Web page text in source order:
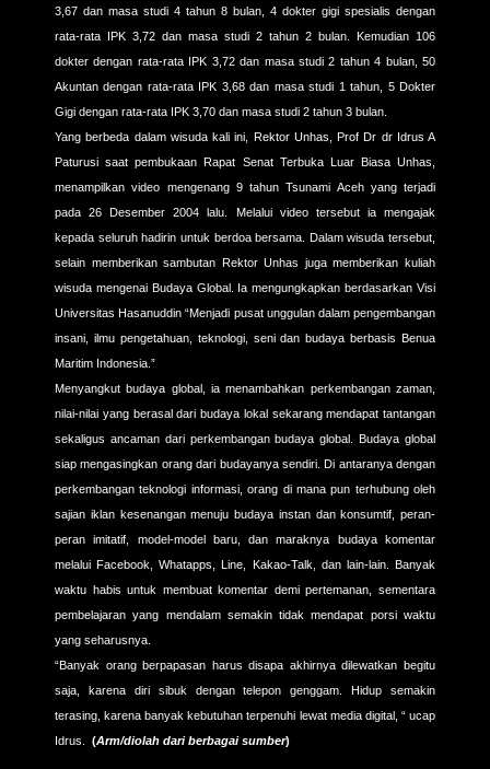
3,67 dan masa studi 4 tahun 8 bulan, 4 dokter gigi spesialis dengan
rata-rata IPK 3,72 dan masa studi 2 tahun 2 bulan. Kemudian 106
dokter dengan rata-rata IPK 3,72 dan masa studi 2 tahun 4 bulan, 50
Akuntan dengan rata-rata IPK 3,68 dan masa studi 1 tahun, 5 Dokter
Gigi dengan rata-rata IPK 3,70 dan masa studi 2 tahun 3 bulan.
Yang berbeda dalam wisuda kali ini, Rektor Unhas, Prof Dr dr Idrus A
Paturusi saat pembukaan Rapat Senat Terbuka Luar Biasa Unhas,
menampilkan video mengenang 9 tahun Tsunami Aceh yang terjadi
pada 26 Desember 2004 lalu. Melalui video tersebut ia mengajak
kepada seluruh hadirin untuk berdoa bersama. Dalam wisuda tersebut,
selain memberikan sambutan Rektor Unhas juga memberikan kuliah
wisuda mengenai Budaya Global. Ia mengungkapkan berdasarkan Visi
Universitas Hasanuddin “Menjadi pusat unggulan dalam pengembangan
insani, ilmu pengetahuan, teknologi, seni dan budaya berbasis Benua
Maritim Indonesia.”
Menyangkut budaya global, ia menambahkan perkembangan zaman,
nilai-nilai yang berasal dari budaya lokal sekarang mendapat tantangan
sekaligus ancaman dari perkembangan budaya global. Budaya global
siap mengasingkan orang dari budayanya sendiri. Di antaranya dengan
perkembangan teknologi informasi, orang di mana pun terhubung oleh
sajian iklan kesenangan menuju budaya instan dan konsumtif, peran-
peran imitatif, model-model baru, dan maraknya budaya komentar
melalui Facebook, Whatapps, Line, Kakao-Talk, dan lain-lain. Banyak
waktu habis untuk membuat komentar demi pertemanan, sementara
pembelajaran yang mendalam semakin tidak mendapat porsi waktu
yang seharusnya.
“Banyak orang berpapasan harus disapa akhirnya dilewatkan begitu
saja, karena diri sibuk dengan telepon genggam. Hidup semakin
terasing, karena banyak kebutuhan terpenuhi lewat media digital, “ ucap
Idrus. (Arm/diolah dari berbagai sumber)